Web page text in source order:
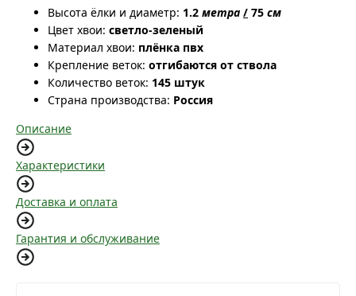
Высота ёлки и диаметр: 1.2 метра / 75 см
Цвет хвои: светло-зеленый
Материал хвои: плёнка пвх
Крепление веток: отгибаются от ствола
Количество веток: 145 штук
Страна производства: Россия
Описание
Характеристики
Доставка и оплата
Гарантия и обслуживание